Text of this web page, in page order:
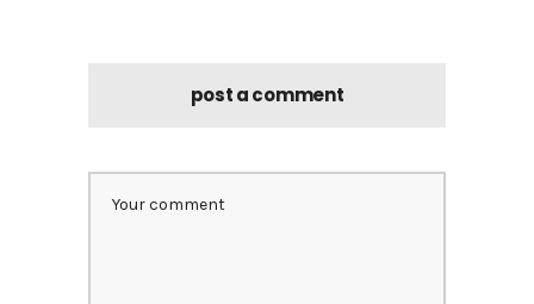
post a comment